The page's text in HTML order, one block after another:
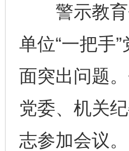
警示教育
单位“一把手
面突出问题
党委、机关
志参加会议。
习近平的博鳌关键词